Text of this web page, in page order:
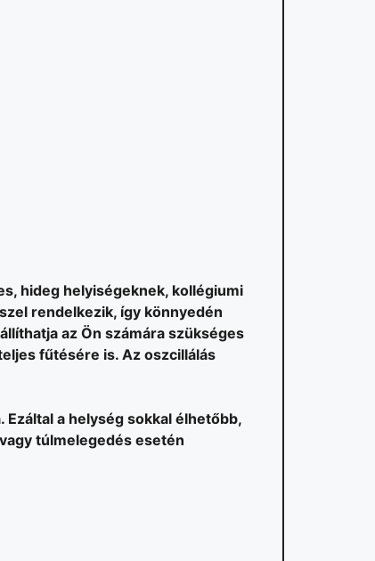
hideg helyiségeknek, kollégiumi
rendelkezik, így könnyedén
az Ön számára szükséges
fűtésére is. Az oszcillálás
a helység sokkal élhetőbb,
túlmelegedés esetén